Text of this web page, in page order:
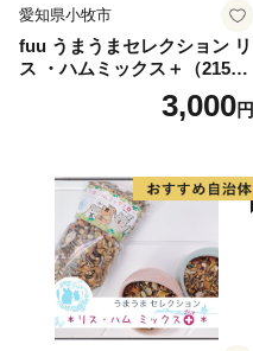
愛知県小牧市
fuu うまうまセレクション リ
ス ・ハムミックス＋（215
3,000円